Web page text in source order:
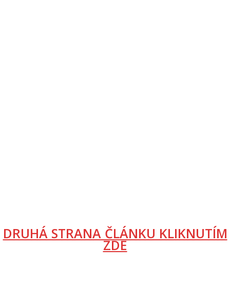
DRUHÁ STRANA ČLÁNKU KLIKNUTÍM
ZDE